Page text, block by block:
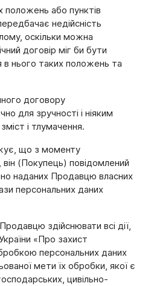
положень або пунктів
недійсність
оскільки можна
договір міг би бути
нього таких положень та
договору
для зручності і ніяким
і тлумачення.
що з моменту
(Покупець) повідомлений
наданих Продавцю власних
персональних даних
здійснювати всі дії,
«Про захист
персональних даних
мети їх обробки, якої є
цивільно-